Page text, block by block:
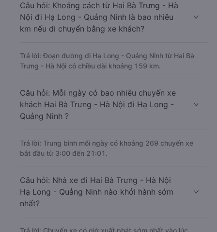
Câu hỏi: Khoảng cách từ Hai Bà Trưng - Hà
Nội đi Hạ Long - Quảng Ninh là bao nhiêu
km nếu di chuyển bằng xe khách?
Trả lời: Đoạn đường đi Hạ Long - Quảng Ninh từ Hai Bà
Trưng - Hà Nội có chiều dài khoảng 159 km.
Câu hỏi: Mỗi ngày có bao nhiêu chuyến xe
khách Hai Bà Trưng - Hà Nội đi Hạ Long -
Quảng Ninh ?
Trả lời: Trung bình mỗi ngày có khoảng 269 chuyến xe
bắt đầu từ 3:00 đến 21:01.
Câu hỏi: Nhà xe đi Hai Bà Trưng - Hà Nội
Hạ Long - Quảng Ninh nào khởi hành sớm
nhất?
Trả lời: Chuyến xe có giờ xuất phát sớm nhất vào lúc